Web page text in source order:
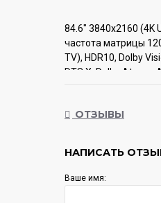
84.6" 3840x2160 (4K
частота матрицы
TV), HDR10, Dolby
DTS:X, Dolby Atmos,
Гарантия:12 мес.
ОТЗЫВЫ
НАПИСАТЬ
Ваше имя: